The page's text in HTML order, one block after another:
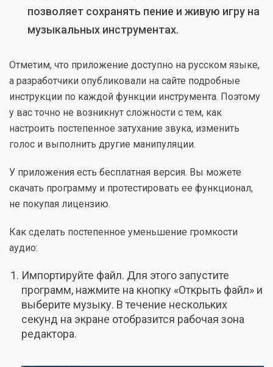
позволяет сохранять пение и живую игру на
музыкальных инструментах.
Отметим, что приложение доступно на русском языке,
а разработчики опубликовали на сайте подробные
инструкции по каждой функции инструмента. Поэтому
у вас точно не возникнут сложности с тем, как
настроить постепенное затухание звука, изменить
голос и выполнить другие манипуляции.
У приложения есть бесплатная версия. Вы можете
скачать программу и протестировать ее функционал,
не покупая лицензию.
Как сделать постепенное уменьшение громкости
аудио:
Импортируйте файл. Для этого запустите
программ, нажмите на кнопку «Открыть файл» и
выберите музыку. В течение нескольких
секунд на экране отобразится рабочая зона
редактора.